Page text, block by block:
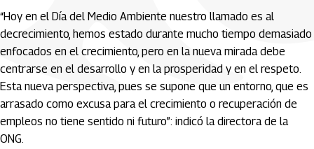
“Hoy en el Día del Medio Ambiente nuestro llamado es al
decrecimiento, hemos estado durante mucho tiempo demasiado
enfocados en el crecimiento, pero en la nueva mirada debe
centrarse en el desarrollo y en la prosperidad y en el respeto.
Esta nueva perspectiva, pues se supone que un entorno, que es
arrasado como excusa para el crecimiento o recuperación de
empleos no tiene sentido ni futuro”: indicó la directora de la
ONG.